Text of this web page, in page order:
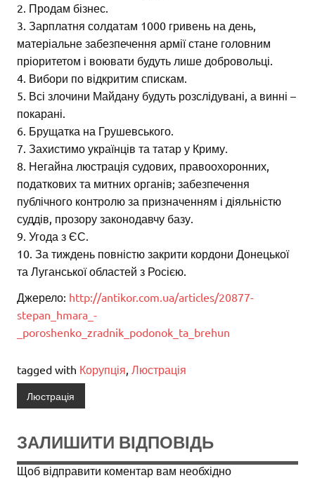
2. Продам бізнес.
3. Зарплатня солдатам 1000 гривень на день,
матеріальне забезпечення армії стане головним
пріоритетом і воювати будуть лише добровольці.
4. Вибори по відкритим спискам.
5. Всі злочини Майдану будуть розслідувані, а винні –
покарані.
6. Брущатка на Грушевського.
7. Захистимо українців та татар у Криму.
8. Негайна люстрація судових, правоохоронних,
податкових та митних органів; забезпечення
публічного контролю за призначенням і діяльністю
суддів, прозору законодавчу базу.
9. Угода з ЄС.
10. За тиждень повністю закрити кордони Донецької
та Луганської областей з Росією.
Джерело: http://antikor.com.ua/articles/20877-
stepan_hmara_-
_poroshenko_zradnik_podonok_ta_brehun
tagged with Корупція, Люстрація
Люстрація
ЗАЛИШИТИ ВІДПОВІДЬ
Щоб відправити коментар вам необхідно